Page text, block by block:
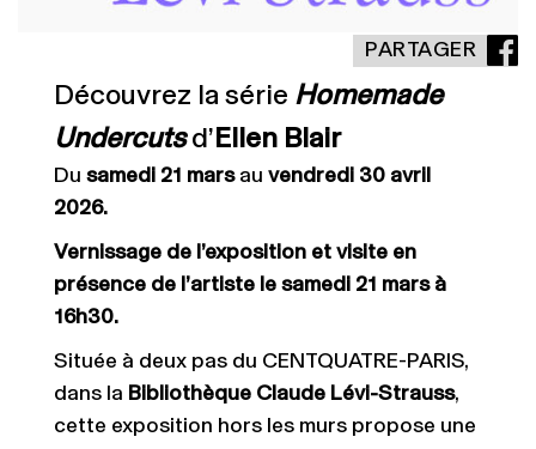
PARTAGER
Découvrez la série Homemade
Undercuts d’ Ellen Blair
Du samedi 21 mars au vendredi 30 avril
2026.
Vernissage de l’exposition et visite en
présence de l’artiste le samedi 21 mars à
16h30.
Située à deux pas du CENTQUATRE-PARIS,
dans la Bibliothèque Claude Lévi-Strauss,
cette exposition hors les murs propose une